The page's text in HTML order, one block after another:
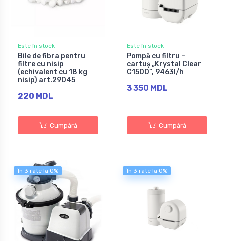
Este în stock
Bile de fibra pentru
filtre cu nisip
(echivalent cu 18 kg
nisip) art.29045
220 MDL
Cumpără
Este în stock
Pompă cu filtru –
cartuș „Krystal Clear
C1500”, 9463l/h
3 350 MDL
Cumpără
În 3 rate la 0% În 3 rate la 0%